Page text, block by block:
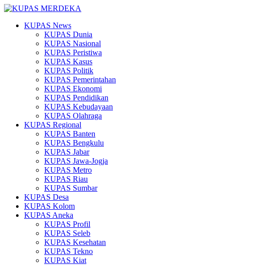
KUPAS News
KUPAS Dunia
KUPAS Nasional
KUPAS Peristiwa
KUPAS Kasus
KUPAS Politik
KUPAS Pemerintahan
KUPAS Ekonomi
KUPAS Pendidikan
KUPAS Kebudayaan
KUPAS Olahraga
KUPAS Regional
KUPAS Banten
KUPAS Bengkulu
KUPAS Jabar
KUPAS Jawa-Jogja
KUPAS Metro
KUPAS Riau
KUPAS Sumbar
KUPAS Desa
KUPAS Kolom
KUPAS Aneka
KUPAS Profil
KUPAS Seleb
KUPAS Kesehatan
KUPAS Tekno
KUPAS Kiat